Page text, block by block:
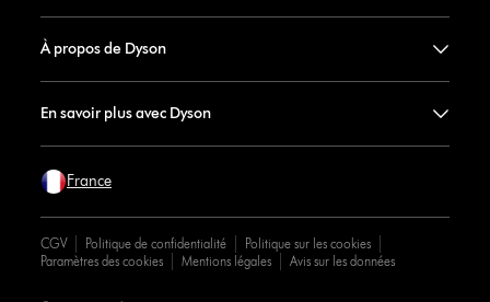
À propos de Dyson
En savoir plus avec Dyson
France
CGV Politique de confidentialité
Politique sur les cookies
Paramètres des cookies
Mentions légales Avis sur les données